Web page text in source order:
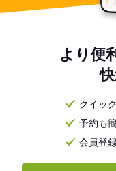
より便
クイッ
予約も
会員登